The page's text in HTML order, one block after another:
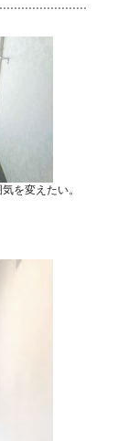
を変えたい。